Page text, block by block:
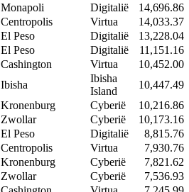
Monapoli Digitalië
14,696.86
Centropolis Virtua
14,033.37
El Peso Digitalië
13,228.04
El Peso Digitalië
11,151.16
Cashington Virtua
10,452.00
Ibisha
Ibisha
Island
10,447.49
Kronenburg Cyberië
10,216.86
Zwollar Cyberië
10,173.16
El Peso Digitalië
8,815.76
Centropolis Virtua
7,930.76
Kronenburg Cyberië
7,821.62
Zwollar Cyberië
7,536.93